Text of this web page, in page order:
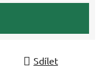
Sdílet